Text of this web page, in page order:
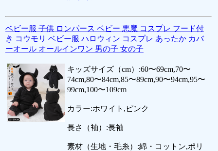
ベビー服 子供 ロンパース ベビー 悪魔 コスプレ フード付
き コウモリ ベビー服 ハロウィン コスプレ あったか カバ
ーオール オールインワン 男の子 女の子
キッズサイズ（cm）:60〜69cm,70〜
74cm,80〜84cm,85〜89cm,90〜94cm,95〜
99cm,100〜109cm
カラー:ホワイト,ピンク
長さ（袖）:長袖
素材（生地・毛糸）:綿・コットン,ポリ